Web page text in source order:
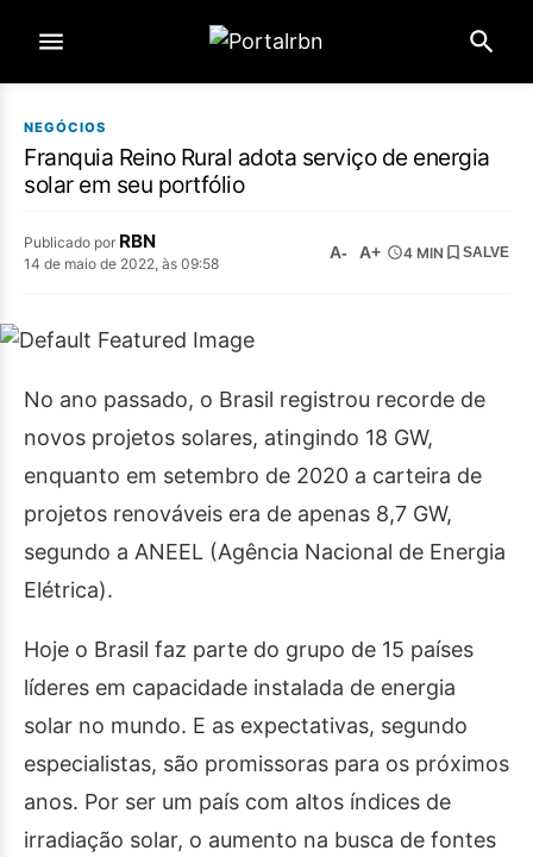
NEGÓCIOS
Franquia Reino Rural adota serviço de energia
solar em seu portfólio
Publicado por RBN
14 de maio de 2022, às 09:58
A- A+ 4 MIN SALVE
No ano passado, o Brasil registrou recorde de
novos projetos solares, atingindo 18 GW,
enquanto em setembro de 2020 a carteira de
projetos renováveis era de apenas 8,7 GW,
segundo a ANEEL (Agência Nacional de Energia
Elétrica).
Hoje o Brasil faz parte do grupo de 15 países
líderes em capacidade instalada de energia
solar no mundo. E as expectativas, segundo
especialistas, são promissoras para os próximos
anos. Por ser um país com altos índices de
irradiação solar, o aumento na busca de fontes